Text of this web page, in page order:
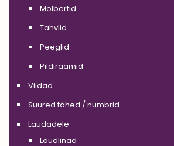
Molbertid
Tahvlid
Peeglid
Pildiraamid
Viidad
Suured tähed / numbrid
Laudadele
Laudlinad